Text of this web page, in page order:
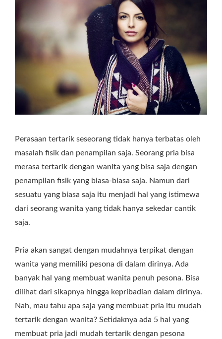
Perasaan tertarik seseorang tidak hanya terbatas oleh
masalah fisik dan penampilan saja. Seorang pria bisa
merasa tertarik dengan wanita yang bisa saja dengan
penampilan fisik yang biasa-biasa saja. Namun dari
sesuatu yang biasa saja itu menjadi hal yang istimewa
dari seorang wanita yang tidak hanya sekedar cantik
saja.
Pria akan sangat dengan mudahnya terpikat dengan
wanita yang memiliki pesona di dalam dirinya. Ada
banyak hal yang membuat wanita penuh pesona. Bisa
dilihat dari sikapnya hingga kepribadian dalam dirinya.
Nah, mau tahu apa saja yang membuat pria itu mudah
tertarik dengan wanita? Setidaknya ada 5 hal yang
membuat pria jadi mudah tertarik dengan pesona